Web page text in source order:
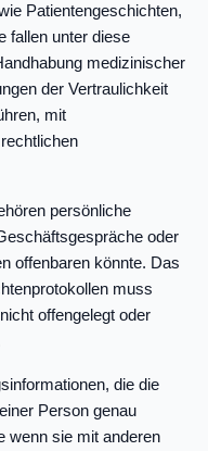
Patientengeschichten,
fallen unter diese
medizinischer
der Vertraulichkeit
mit
persönliche
oder
offenbaren könnte. Das
muss
offengelegt oder
die die
Person genau
wenn sie mit anderen